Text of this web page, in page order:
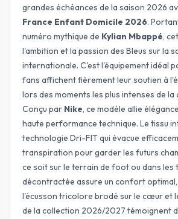
grandes échéances de la saison 2026
France Enfant Domicile 2026.
numéro mythique de Kylian Mbappé,
l'ambition et la passion des Bleus sur la
internationale. C'est l'équipement idéal
fans affichent fièrement leur soutien à
lors des moments les plus intenses de la
Conçu par Nike, ce modèle allie
haute performance technique. Le tissu
technologie Dri-FITqui évacue
transpiration pour garder les futurs
ce soit sur le terrain de foot ou dans les
décontractée assure un confort optimal,
l'écusson tricolore brodé sur le cœur et
de la collection 2026/2027 témoignent